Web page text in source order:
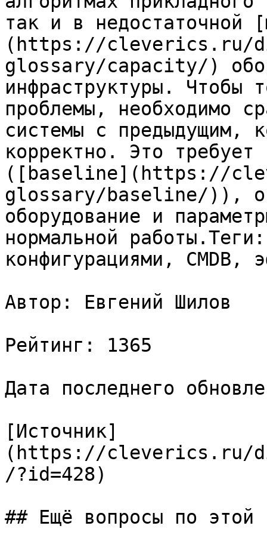
так и в недостаточной
(https://cleverics.ru/
glossary/capacity/)
инфраструктуры. Чтобы
проблемы, необходимо
системы с предыдущим,
корректно. Это требует
([baseline](https://
glossary/baseline/)),
оборудование и
нормальной
конфигурациями, CMDB,
Автор: Евгений Шилов
Рейтинг: 1365
Дата последнего
[Источник]
(https://cleverics.ru/
/?id=428)
## Ещё вопросы по этой